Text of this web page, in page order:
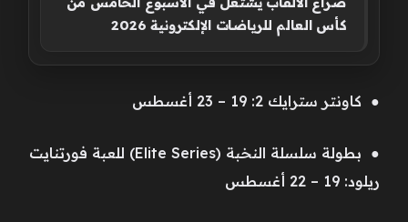
كأس العالم للرياضات الإلكترونية 2026
● كاونتر سترايك 2: 19 – 23 أغسطس
● بطولة سلسلة النخبة (Elite Series) للعبة فورتنايت
ريلود: 19 – 22 أغسطس